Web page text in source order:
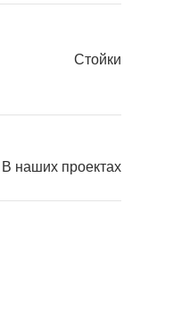
Стойки
В наших проектах